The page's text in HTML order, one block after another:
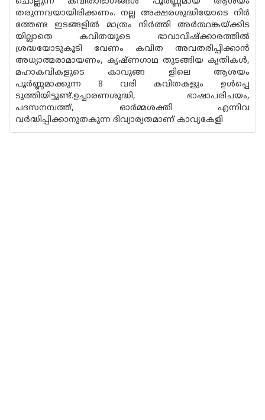
തരുന്നവയായിരിക്കണം. നല്ല അക്ഷരശുദ്ധിയോടെ നിർ
ത്തേണ്ട ഇടങ്ങളിൽ മാത്രം നിർത്തി അർത്ഥങ്കയ്ക്കിട
യില്ലാതെ കവിതയുടെ ഭാവാവിഷ്ക്കാരത്തിൽ
ശ്രദ്ധയോടുകൂടി വേണം കവിത അവതരിപ്പിക്കാൻ
അധ്യാത്മരാമായണം, കൃഷ്‌ണഗാഥ തുടങ്ങിയ കൃതികൾ,
മഹാകവികളുടെ കാവുങ്ങ ളിലെ ആശയം
പൂർണ്ണമാക്കുന്ന 8 വരി കവിതകളും ഉൾപ്പെ
ടുത്തിയിട്ടുണ്ട്.ഉച്ചാരണശുദ്ധി, ഭാഷാപരിചയം,
പദസനമ്പത്ത്, ഓർമ്മശക്തി എന്നിവ
വർദ്ധിപ്പിക്കാനുതകുന്ന ദിവ്യാര്യതമാണ് കാവ്യകേളി